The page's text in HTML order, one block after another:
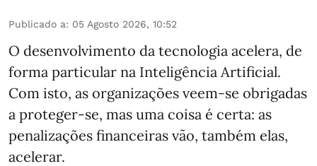
Publicado a: 05 Agosto 2026, 10:52
O desenvolvimento da tecnologia acelera, de
forma particular na Inteligência Artificial.
Com isto, as organizações veem-se obrigadas
a proteger-se, mas uma coisa é certa: as
penalizações financeiras vão, também elas,
acelerar.